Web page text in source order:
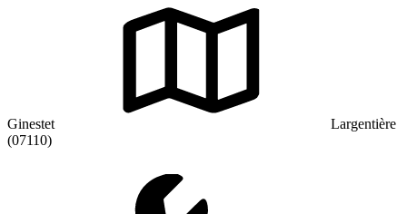
Ginestet
Largentière
(07110)